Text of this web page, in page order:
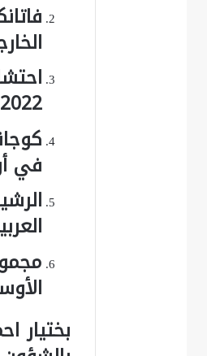
2022.
في
بختيار